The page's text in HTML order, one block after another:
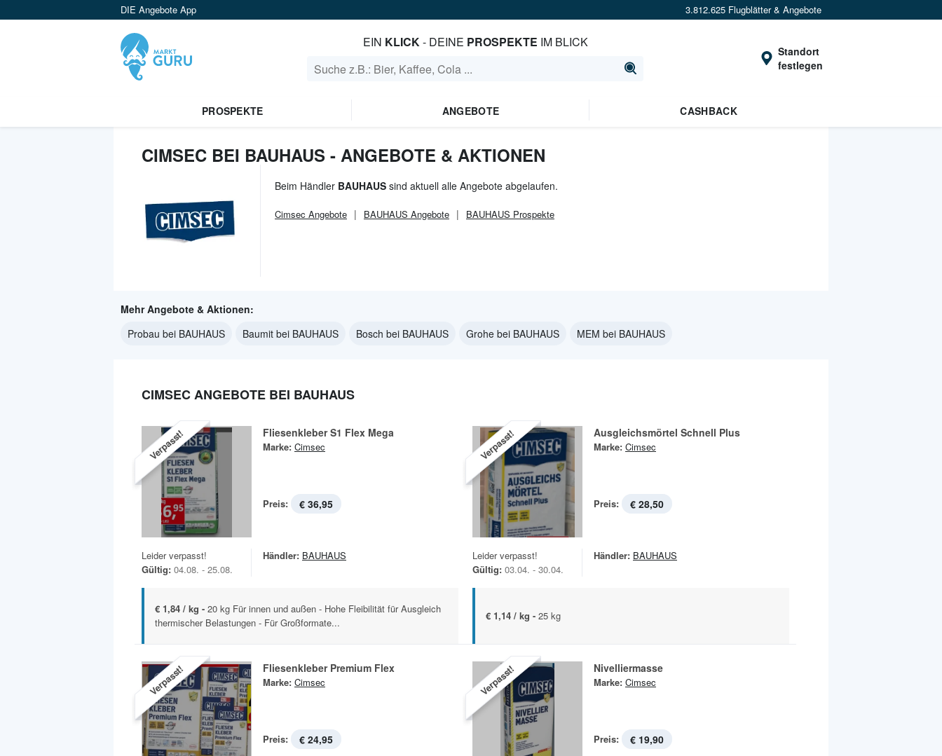
DIE Angebote App 3.812.625 Flugblätter & Angebote
EIN KLICK- DEINE PROSPEKTE IM BLICK
Standort
festlegen
PROSPEKTE ANGEBOTE CASHBACK
CIMSEC BEI BAUHAUS - ANGEBOTE & AKTIONEN
Beim Händler BAUHAUS sind aktuell alle Angebote abgelaufen.
Cimsec Angebote BAUHAUS Angebote BAUHAUS Prospekte
Mehr Angebote & Aktionen:
Probau bei BAUHAUS
Baumit bei BAUHAUS Bosch bei BAUHAUS Grohe bei BAUHAUS MEM bei BAUHAUS
CIMSEC ANGEBOTE BEI BAUHAUS
Verpasst! Fliesenkleber S1 Flex Mega
Marke: Cimsec
Preis: € 36,95
Leider verpasst!
Gültig: 04.08. - 25.08.
Händler: BAUHAUS
€ 1,84 / kg - 20 kg Für innen und außen - Hohe Fleibilität für Ausgleich
thermischer Belastungen - Für Großformate...
Verpasst! Ausgleichsmörtel Schnell Plus
Marke: Cimsec
Preis: € 28,50
Leider verpasst!
Gültig: 03.04. - 30.04.
Händler: BAUHAUS
€ 1,14 / kg - 25 kg
Verpasst! Fliesenkleber Premium Flex
Marke: Cimsec
Preis: € 24,95
Verpasst! Nivelliermasse
Marke: Cimsec
Preis: € 19,90